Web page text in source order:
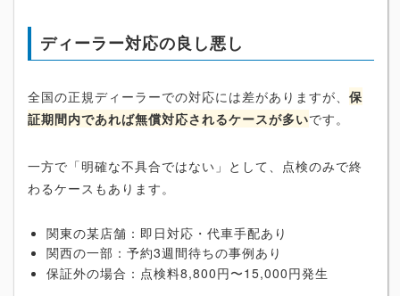
ディーラー対応の良し悪し
全国の正規ディーラーでの対応には差がありますが、 保
証期間内であれば無償対応されるケースが多いです。
一方で「明確な不具合ではない」として、点検のみで終
わるケースもあります。
関東の某店舗：即日対応・代車手配あり
関西の一部：予約3週間待ちの事例あり
保証外の場合：点検料8,800円〜15,000円発生